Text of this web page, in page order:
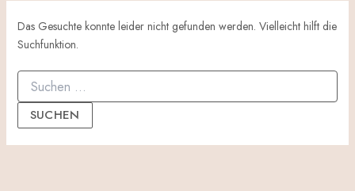
Das Gesuchte konnte leider nicht gefunden werden. Vielleicht hilft die
Suchfunktion.